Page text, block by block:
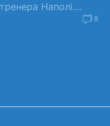
Наполі....
8